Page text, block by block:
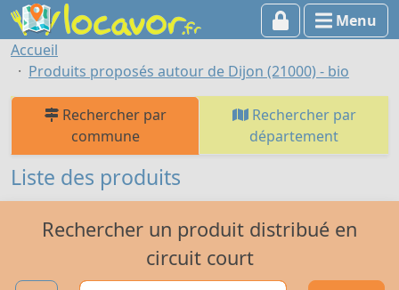
Menu
Accueil
Produits proposés autour de Dijon (21000) - bio
Rechercher par
commune
Rechercher par
département
Liste des produits
Rechercher un produit distribué en
circuit court